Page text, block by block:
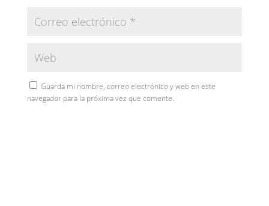
Guarda mi nombre, correo electrónico y web en este
navegador para la próxima vez que comente.